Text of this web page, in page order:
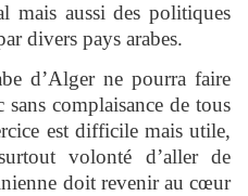
mais aussi des politiques
divers pays arabes.
d’Alger ne pourra faire
complaisance de tous
est difficile mais utile,
volonté d’aller de
doit revenir au cœur